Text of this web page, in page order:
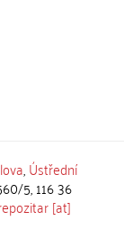
,Ústřední
5, 116 36
[at]